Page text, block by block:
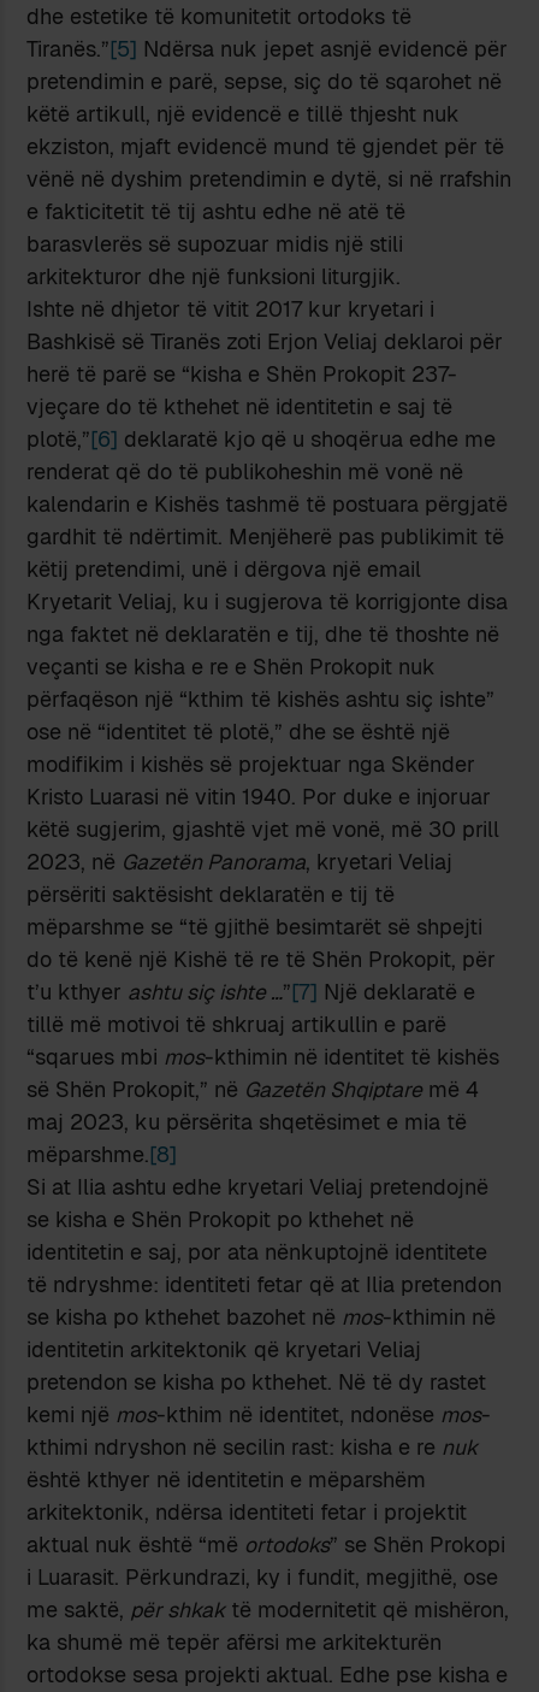
dhe estetike të komunitetit ortodoks të
Tiranës.”[5] Ndërsa nuk jepet asnjë evidencë për
pretendimin e parë, sepse, siç do të sqarohet në
këtë artikull, një evidencë e tillë thjesht nuk
ekziston, mjaft evidencë mund të gjendet për të
vënë në dyshim pretendimin e dytë, si në rrafshin
e fakticitetit të tij ashtu edhe në atë të
barasvlerës së supozuar midis një stili
arkitekturor dhe një funksioni liturgjik.
Ishte në dhjetor të vitit 2017 kur kryetari i
Bashkisë së Tiranës zoti Erjon Veliaj deklaroi për
herë të parë se “kisha e Shën Prokopit 237-
vjeçare do të kthehet në identitetin e saj të
plotë,”[6] deklaratë kjo që u shoqërua edhe me
renderat që do të publikoheshin më vonë në
kalendarin e Kishës tashmë të postuara përgjatë
gardhit të ndërtimit. Menjëherë pas publikimit të
këtij pretendimi, unë i dërgova një email
Kryetarit Veliaj, ku i sugjerova të korrigjonte disa
nga faktet në deklaratën e tij, dhe të thoshte në
veçanti se kisha e re e Shën Prokopit nuk
përfaqëson një “kthim të kishës ashtu siç ishte”
ose në “identitet të plotë,” dhe se është një
modifikim i kishës së projektuar nga Skënder
Kristo Luarasi në vitin 1940. Por duke e injoruar
këtë sugjerim, gjashtë vjet më vonë, më 30 prill
2023, në Gazetën Panorama, kryetari Veliaj
përsëriti saktësisht deklaratën e tij të
mëparshme se “të gjithë besimtarët së shpejti
do të kenë një Kishë të re të Shën Prokopit, për
t’u kthyer ashtu siç ishte …”[7] Një deklaratë e
tillë më motivoi të shkruaj artikullin e parë
“sqarues mbi mos-kthimin në identitet të kishës
së Shën Prokopit,” në Gazetën Shqiptare më 4
maj 2023, ku përsërita shqetësimet e mia të
mëparshme.[8]
Si at Ilia ashtu edhe kryetari Veliaj pretendojnë
se kisha e Shën Prokopit po kthehet në
identitetin e saj, por ata nënkuptojnë identitete
të ndryshme: identiteti fetar që at Ilia pretendon
se kisha po kthehet bazohet në mos-kthimin në
identitetin arkitektonik që kryetari Veliaj
pretendon se kisha po kthehet. Në të dy rastet
kemi një mos-kthim në identitet, ndonëse mos-
kthimi ndryshon në secilin rast: kisha e re nuk
është kthyer në identitetin e mëparshëm
arkitektonik, ndërsa identiteti fetar i projektit
aktual nuk është “më ortodoks” se Shën Prokopi
i Luarasit. Përkundrazi, ky i fundit, megjithë, ose
me saktë, për shkaktë modernitetit që mishëron,
ka shumë më tepër afërsi me arkitekturën
ortodokse sesa projekti aktual. Edhe pse kisha e